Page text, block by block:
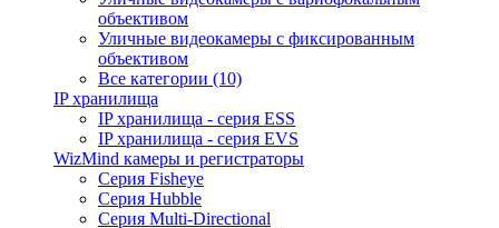
объективом
Уличные видеокамеры с фиксированным
объективом
Все категории (10)
IP хранилища
IP хранилища - серия ESS
IP хранилища - серия EVS
WizMind камеры и регистраторы
Серия Fisheye
Серия Hubble
Серия Multi-Directional